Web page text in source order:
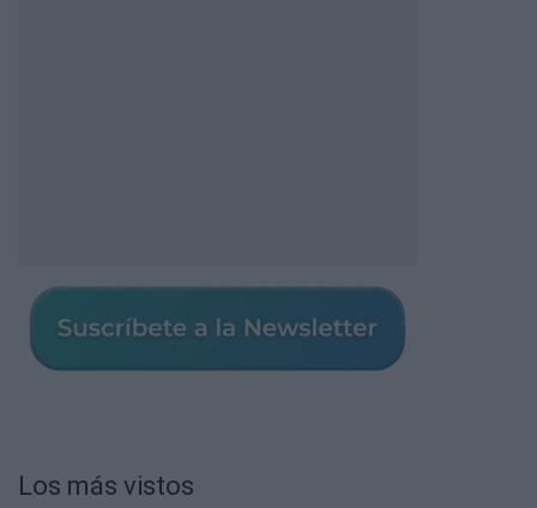
Los más vistos